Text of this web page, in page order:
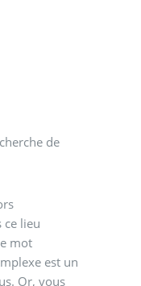
de
lieu
mot
est un
Or, vous